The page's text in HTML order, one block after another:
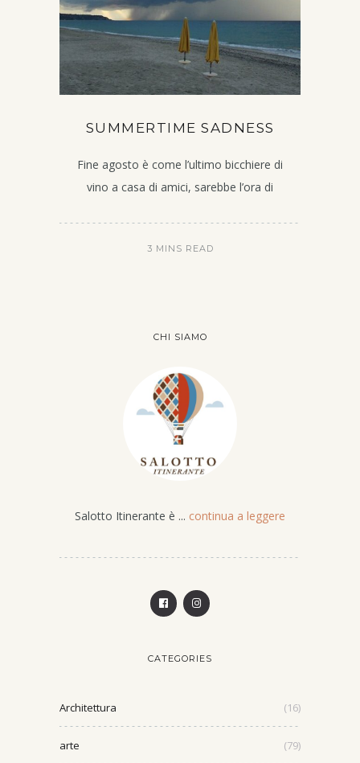
SUMMERTIME SADNESS
Fine agosto è come l’ultimo bicchiere di
vino a casa di amici, sarebbe l’ora di
3 MINS READ
CHI SIAMO
Salotto Itinerante è ... continua a leggere
CATEGORIES
Architettura (16)
arte (79)